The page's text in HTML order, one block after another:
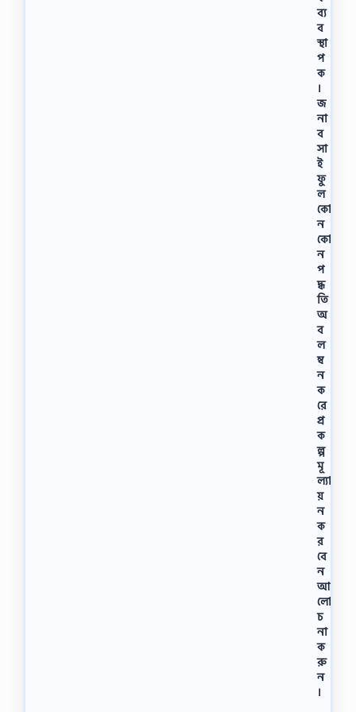
ব্য
ব
স্থা
প
ক
।
জ
না
ব
সা
ই
ফু
ল
কো
ন
কো
ন
প
দ্ধ
তি
অ
ব
ল
ম্ব
ন
ক
রে
প্র
ক
ল্প
মূ
ল্যা
য়
ন
ক
র
বে
ন
আ
লাে
চ
না
ক
রু
ন
।